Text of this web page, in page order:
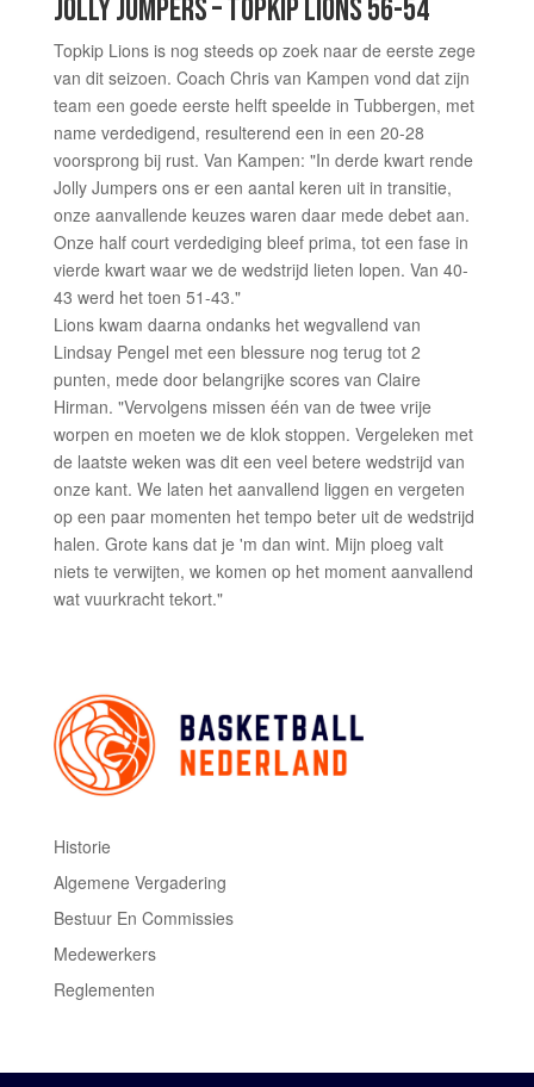
JOLLY JUMPERS – TOPKIP LIONS 56-54
Topkip Lions is nog steeds op zoek naar de eerste zege
van dit seizoen. Coach Chris van Kampen vond dat zijn
team een goede eerste helft speelde in Tubbergen, met
name verdedigend, resulterend een in een 20-28
voorsprong bij rust. Van Kampen: "In derde kwart rende
Jolly Jumpers ons er een aantal keren uit in transitie,
onze aanvallende keuzes waren daar mede debet aan.
Onze half court verdediging bleef prima, tot een fase in
vierde kwart waar we de wedstrijd lieten lopen. Van 40-
43 werd het toen 51-43."
Lions kwam daarna ondanks het wegvallend van
Lindsay Pengel met een blessure nog terug tot 2
punten, mede door belangrijke scores van Claire
Hirman. "Vervolgens missen één van de twee vrije
worpen en moeten we de klok stoppen. Vergeleken met
de laatste weken was dit een veel betere wedstrijd van
onze kant. We laten het aanvallend liggen en vergeten
op een paar momenten het tempo beter uit de wedstrijd
halen. Grote kans dat je 'm dan wint. Mijn ploeg valt
niets te verwijten, we komen op het moment aanvallend
wat vuurkracht tekort."
Historie
Algemene Vergadering
Bestuur En Commissies
Medewerkers
Reglementen